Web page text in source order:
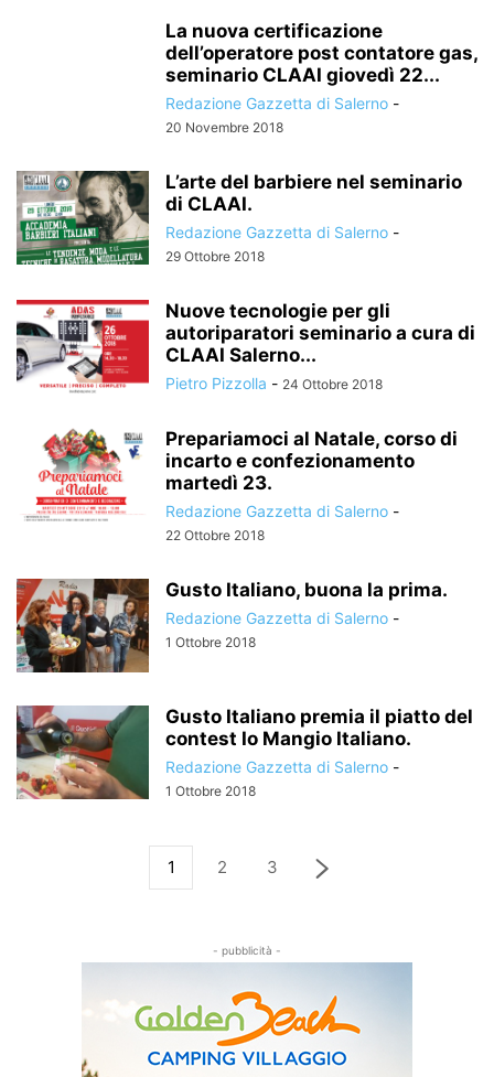
La nuova certificazione
dell’operatore post contatore gas,
seminario CLAAI giovedì 22...
Redazione Gazzetta di Salerno -
20 Novembre 2018
L’arte del barbiere nel seminario
di CLAAI.
Redazione Gazzetta di Salerno -
29 Ottobre 2018
Nuove tecnologie per gli
autoriparatori seminario a cura di
CLAAI Salerno...
Pietro Pizzolla - 24 Ottobre 2018
Prepariamoci al Natale, corso di
incarto e confezionamento
martedì 23.
Redazione Gazzetta di Salerno -
22 Ottobre 2018
Gusto Italiano, buona la prima.
Redazione Gazzetta di Salerno -
1 Ottobre 2018
Gusto Italiano premia il piatto del
contest Io Mangio Italiano.
Redazione Gazzetta di Salerno -
1 Ottobre 2018
1 2 3
- pubblicità -